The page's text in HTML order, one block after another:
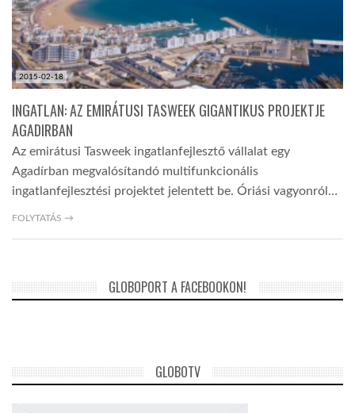
2015-02-18
INGATLAN: AZ EMIRÁTUSI TASWEEK GIGANTIKUS PROJEKTJE
AGADIRBAN
Az emirátusi Tasweek ingatlanfejlesztő vállalat egy
Agadírban megvalósítandó multifunkcionális
ingatlanfejlesztési projektet jelentett be. Óriási vagyonról…
FOLYTATÁS →
GLOBOPORT A FACEBOOKON!
GLOBOTV